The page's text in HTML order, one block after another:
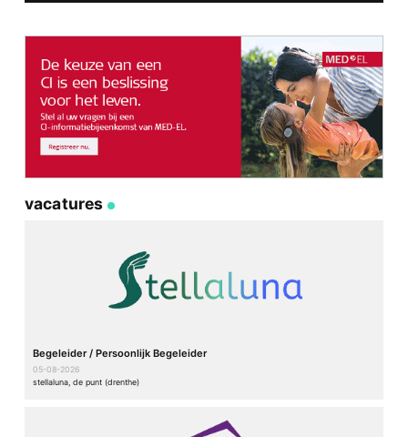
vacatures
Begeleider / Persoonlijk Begeleider
05-08-2026
stellaluna, de punt (drenthe)